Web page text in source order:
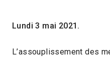
Lundi 3 mai 2021.
L’assouplissement des